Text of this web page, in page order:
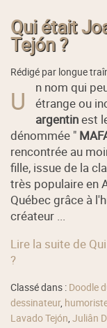
Qui était
Tejón ?
Rédigé par longue
U
n nom qui
étrange ou
argentinest
dénommée "
rencontrée au
fille, issue de la
très populaire en
Québec grâce à
créateur ...
Lire la suite de
?
Classé dans : Doodle
dessinateur,
Lavado Tejón,Juliân